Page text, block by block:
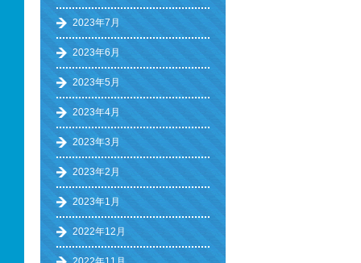
2023年7月
2023年6月
2023年5月
2023年4月
2023年3月
2023年2月
2023年1月
2022年12月